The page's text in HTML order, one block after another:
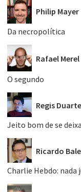
Philip Mayer
Da necropolítica
Rafael Merel
O segundo
Regis Duarte
Jeito bom de se
Ricardo
Charlie Hebdo: